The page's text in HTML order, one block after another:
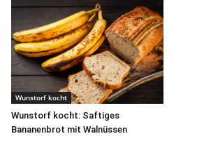
Wunstorf kocht
Wunstorf kocht: Saftiges
Bananenbrot mit Walnüssen